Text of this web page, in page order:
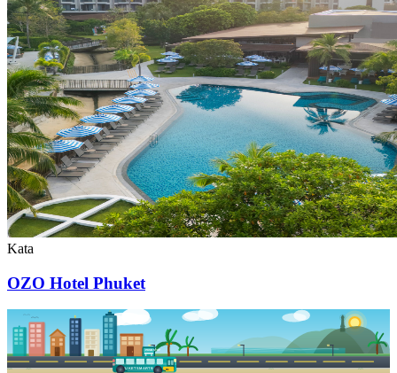
Kata
OZO Hotel Phuket
PKSB STOP
PHUKET SMART BUS